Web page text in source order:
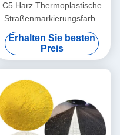
C5 Harz Thermoplastische
Straßenmarkierungsfarbe
mit 180~220℃
Anwendungstemperatur und
schneller Trocknung (3
Minuten) für langlebige
Fahrbahnmarkierungen
Erhalten Sie besten
Preis